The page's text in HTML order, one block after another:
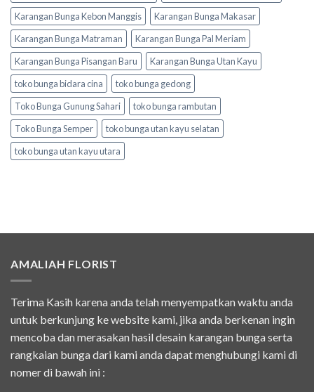
Karangan Bunga Kebon Manggis
Karangan Bunga Makasar
Karangan Bunga Matraman
Karangan Bunga Pal Meriam
Karangan Bunga Pisangan Baru
Karangan Bunga Utan Kayu
toko bunga bidara cina
toko bunga gedong
Toko Bunga Gunung Sahari
toko bunga rambutan
Toko Bunga Semper
toko bunga utan kayu selatan
toko bunga utan kayu utara
AMALIAH FLORIST
Terima Kasih karena anda telah menyempatkan waktu anda
untuk berkunjung ke website kami, jika anda berkenan ingin
mencoba dan merasakan hasil desain karangan bunga serta
rangkaian bunga dari kami anda dapat menghubungi kami di
nomer di bawah ini :